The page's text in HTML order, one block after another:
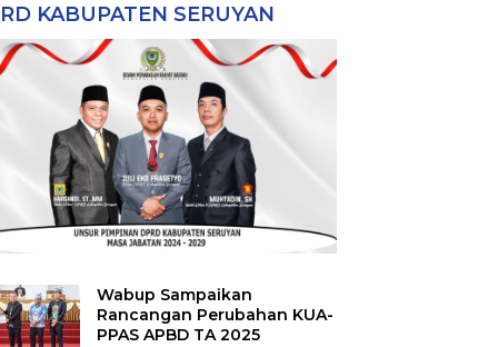
KABUPATEN SERUYAN
Wabup Sampaikan
Rancangan Perubahan KUA-
PPAS APBD TA 2025